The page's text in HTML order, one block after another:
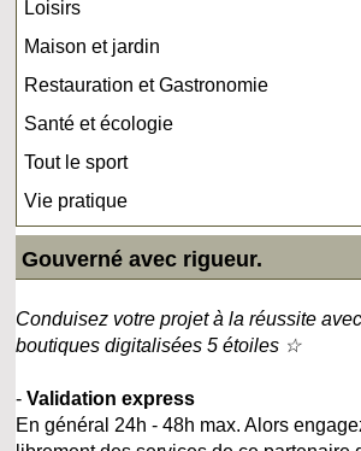
Loisirs
Maison et jardin
Restauration et Gastronomie
Santé et écologie
Tout le sport
Vie pratique
Gouverné avec rigueur.
Conduisez votre projet à la réussite
boutiques digitalisées 5 étoiles ☆
-Validation express
En général 24h - 48h max. Alors